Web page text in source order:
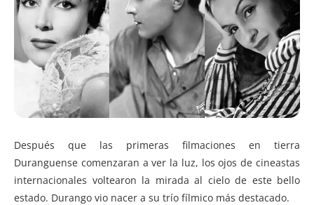
Después que las primeras filmaciones en tierra
Duranguense comenzaran a ver la luz, los ojos de cineastas
internacionales voltearon la mirada al cielo de este bello
estado. Durango vio nacer a su trío fílmico más destacado.